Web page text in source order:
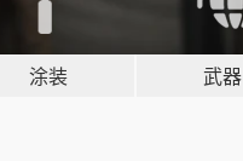
涂装 武器